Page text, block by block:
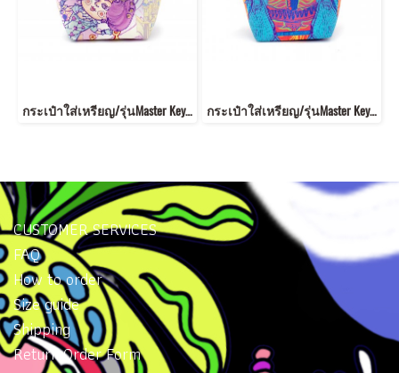
กระเป๋าใส่เหรียญ/รุ่นMaster Key MKB14 กระเป๋าใส่เหรียญ/รุ่นMaster Key MKB7
CUSTOMER SERVICES
FAQ
How to order
Size guide
Shipping
Return Order Form